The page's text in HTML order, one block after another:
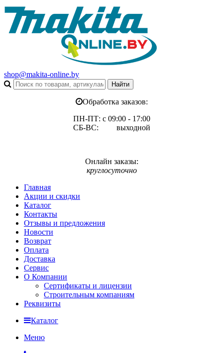
shop@makita-online.by
Обработка заказов:
ПН-ПТ: с 09:00 - 17:00
СБ-ВС: выходной
Онлайн заказы:
круглосуточно
Главная
Акции и скидки
Каталог
Контакты
Отзывы и предложения
Новости
Возврат
Оплата
Доставка
Сервис
О Компании
Сертификаты и лицензии
Строительным компаниям
Реквизиты
Каталог
Меню